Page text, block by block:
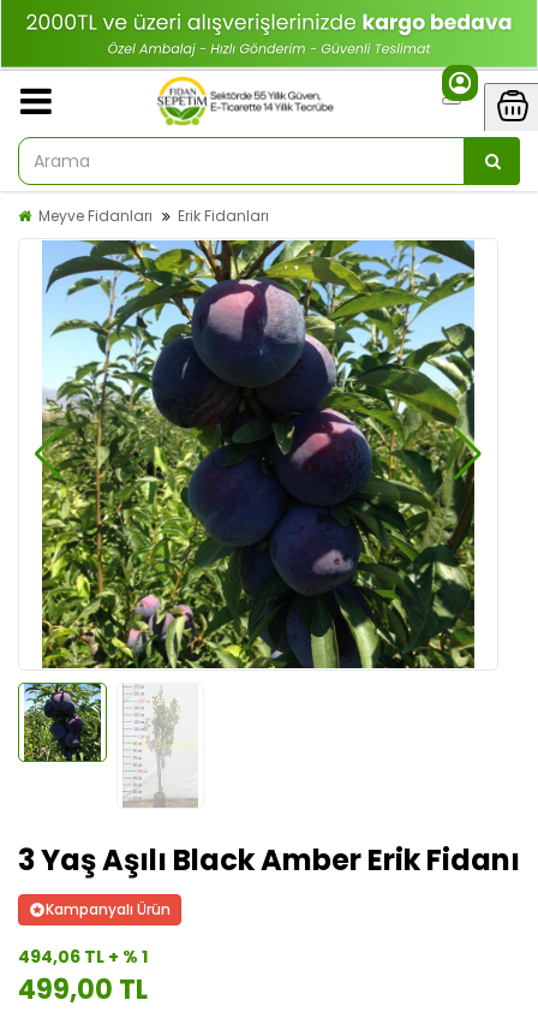
Meyve Fidanları Erik Fidanları
3 Yaş Aşılı Black Amber Erik Fidanı
Kampanyalı Ürün
494,06 TL + % 1
499,00 TL